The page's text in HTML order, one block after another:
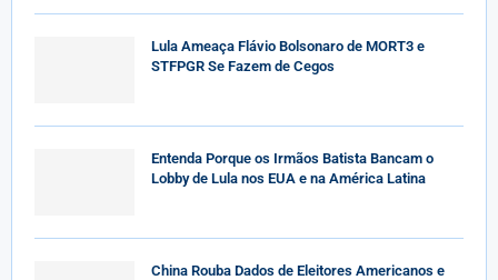
Lula Ameaça Flávio Bolsonaro de MORT3 e
STFPGR Se Fazem de Cegos
Entenda Porque os Irmãos Batista Bancam o
Lobby de Lula nos EUA e na América Latina
China Rouba Dados de Eleitores Americanos e